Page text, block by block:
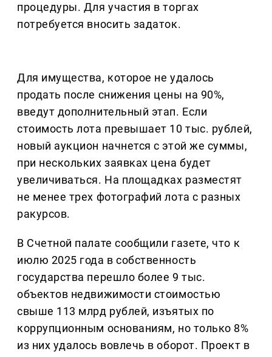
процедуры. Для участия в торгах
потребуется вносить задаток.
Для имущества, которое не удалось
продать после снижения цены на 90%,
введут дополнительный этап. Если
стоимость лота превышает 10 тыс. рублей,
новый аукцион начнется с этой же суммы,
при нескольких заявках цена будет
увеличиваться. На площадках разместят
не менее трех фотографий лота с разных
ракурсов.
В Счетной палате сообщили газете, что к
июлю 2025 года в собственность
государства перешло более 9 тыс.
объектов недвижимости стоимостью
свыше 113 млрд рублей, изъятых по
коррупционным основаниям, но только 8%
из них удалось вовлечь в оборот. Проект в